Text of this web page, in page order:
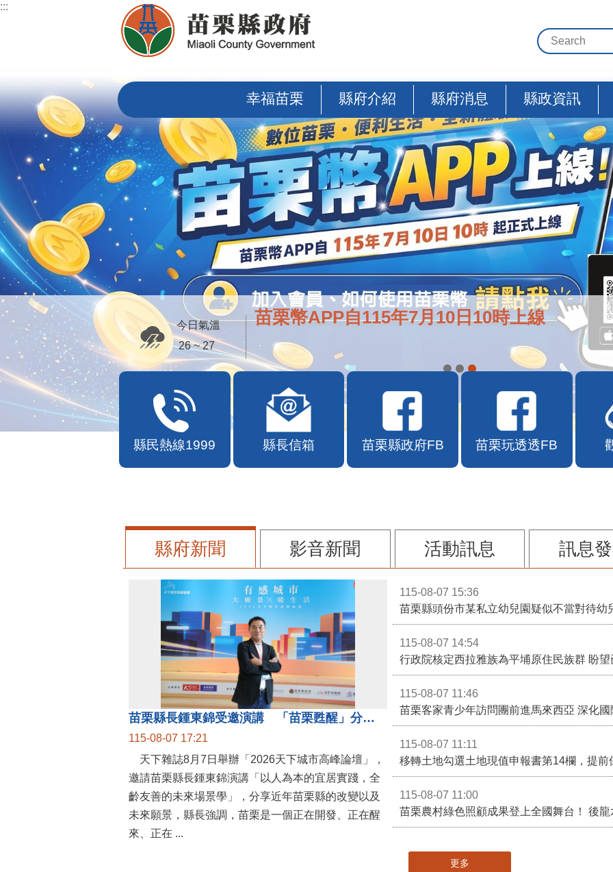
跳到主要內容區塊
:::
幸福苗栗 縣府介紹 縣府消息 縣政資訊
苗栗幣APP自115年7月10日10時上線
今日氣溫
26 ~ 27
縣民熱線1999 縣長信箱 苗栗縣政府FB 苗栗玩透透FB
縣府新聞 影音新聞 活動訊息 訊息
苗栗縣長鍾東錦受邀演講 「苗栗甦醒」分享近年轉變
115-08-07 17:21
天下雜誌8月7日舉辦「2026天下城市高峰論壇」，
邀請苗栗縣長鍾東錦演講「以人為本的宜居實踐，全
齡友善的未來場景學」，分享近年苗栗縣的改變以及
未來願景，縣長強調，苗栗是一個正在開發、正在醒
來、正在 ...
115-08-07 15:36
苗栗縣頭份市某私立幼兒園疑似不當對待幼
115-08-07 14:54
115-08-07 11:46
苗栗客家青少年訪問團前進馬來西亞 深化
115-08-07 11:11
移轉土地勾選土地現值申報書第14欄，提前
115-08-07 11:00
更多